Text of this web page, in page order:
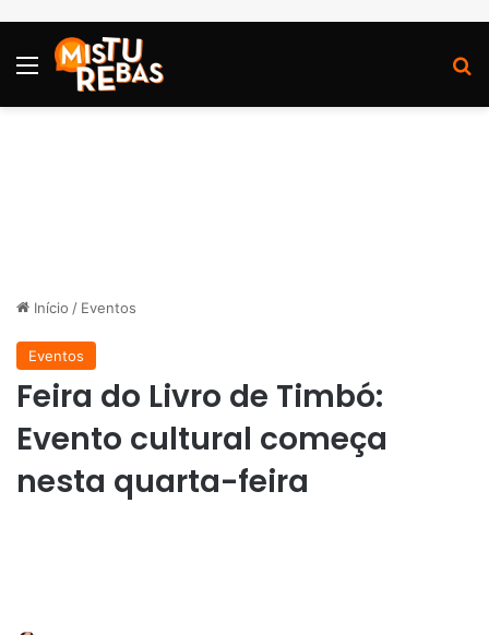
Menu
Início / Eventos
Eventos
Feira do Livro de Timbó:
Evento cultural começa
nesta quarta-feira